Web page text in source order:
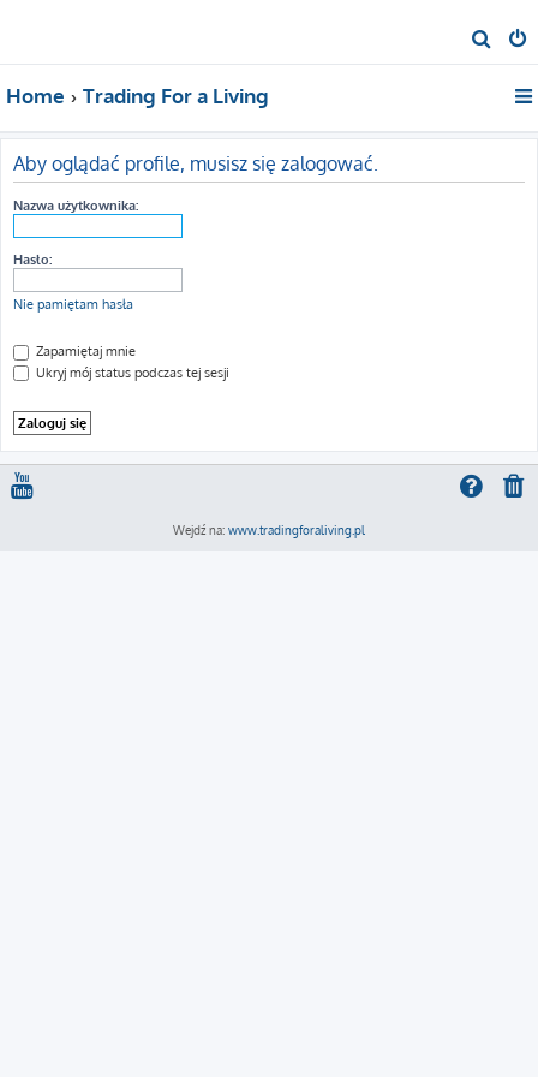
z
j
Home Trading For a Living
Aby oglądać profile, musisz się zalogować.
Nazwa użytkownika:
Hasło:
Nie pamiętam hasła
Zapamiętaj mnie
Ukryj mój status podczas tej sesji
Wejdź na: www.tradingforaliving.pl